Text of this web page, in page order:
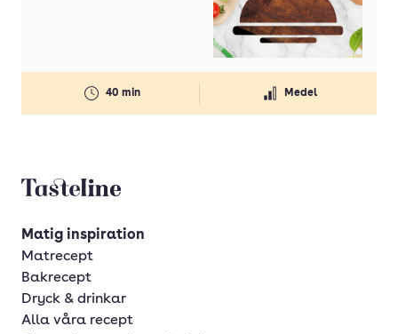
40 min Medel
Tasteline startsida
Matig inspiration
Matrecept
Bakrecept
Dryck & drinkar
Alla våra recept